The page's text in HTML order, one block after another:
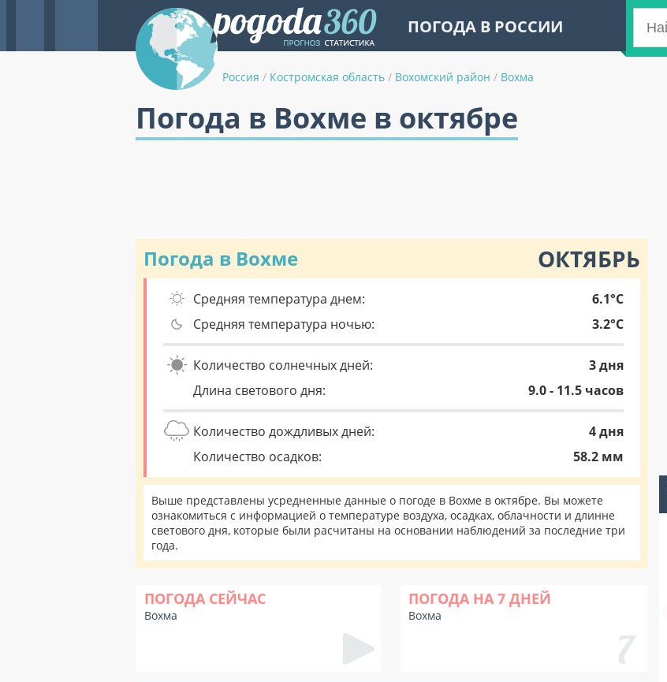
ПОГОДА В РОССИИ
Россия / Костромская область / Вохомский район / Вохма
Погода в Вохме в октябре
Погода в Вохме ОКТЯБРЬ
Средняя температура днем:
6.1°C
Средняя температура ночью:
3.2°C
Количество солнечных дней:
3 дня
Длина светового дня:
9.0 - 11.5 часов
Количество дождливых дней:
4 дня
Количество осадков:
58.2 мм
Выше представлены усредненные данные о погоде в Вохме в октябре. Вы можете
ознакомиться с информацией о температуре воздуха, осадках, облачности и длинне
светового дня, которые были расчитаны на основании наблюдений за последние три
года.
ПОГОДА СЕЙЧАС
Вохма
ПОГОДА НА 7 ДНЕЙ
Вохма